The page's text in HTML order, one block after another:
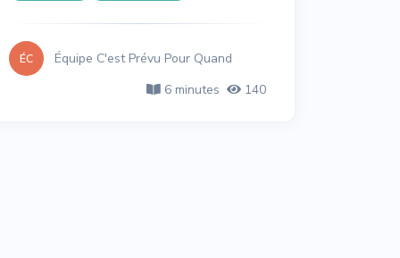
ÉC
Équipe C'est Prévu Pour Quand
6 minutes
140